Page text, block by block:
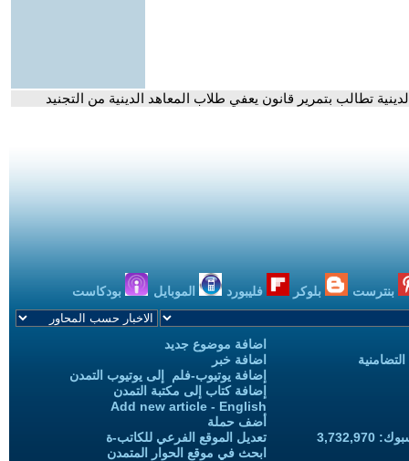
تطالب بتمرير قانون يعفي طلاب المعاهد الدينية من التجنيد
بنترست بلوكر فليبورد الموبايل بودكاست
اضافة موضوع جديد
اضافة خبر
إضافة يوتيوب-فلم إلى يوتيوب التمدن
إضافة كتاب إلى مكتبة التمدن
Add new article - English
أضف حملة
تعديل الموقع الفرعي للكاتب-ة
ابحث في موقع الحوار المتمدن